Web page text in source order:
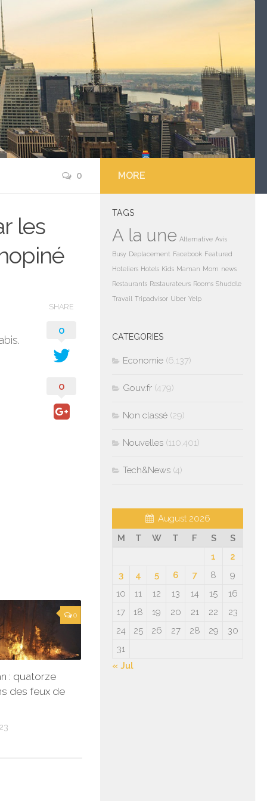
0
les
SHARE
0
0
0
: quatorze
des feux de
MORE
TAGS
A la une Alternative Avis
Busy Deplacement Facebook Featured
Hoteliers Hotels Kids Maman Mom news
Restaurants Restaurateurs Rooms Shuddle
Travail Tripadvisor Uber Yelp
CATEGORIES
Economie (6,137)
Gouv.fr (479)
Non classé (29)
Nouvelles (110,401)
Tech&News (4)
August 2026
M
T W T F S
S
1
2
3
4 5 6 7 8
9
10
11 12 13 14 15
16
17
18 19 20 21 22
23
24
25 26 27 28 29
30
31
« Jul